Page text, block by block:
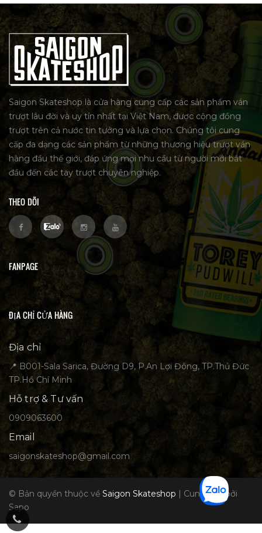
Saigon Skateshop là cửa hàng cung cấp các sản phẩm ván
trượt lâu đời và uy tín nhất tại Việt Nam, được cộng đồng
trượt trên cả nước tin tưởng và lựa chọn. Chúng tôi cung
cấp đa dạng các sản phẩm từ những thương hiệu trượt ván
hàng đầu thế giới, đáp ứng mọi nhu cầu từ người mới bắt
đầu đến các tay trượt chuyên nghiệp.
THEO DÕI
FANPAGE
ĐỊA CHỈ CỬA HÀNG
Địa chỉ
📍 B001-Sala Sarica, Đường D9, P.An Lợi Đông, TP.Thủ Đức
TP.Hồ Chí Minh
Hỗ trợ & Tư vấn
0909063600
Email
saigonskateshop@gmail.com
© Bản quyền thuộc về Saigon Skateshop | Cung cấp bởi
Sapo